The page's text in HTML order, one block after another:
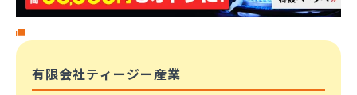
有限会社ティージー産業